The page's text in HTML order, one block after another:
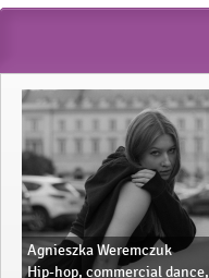
Agnieszka Weremczuk
Hip-hop, commercial dance,